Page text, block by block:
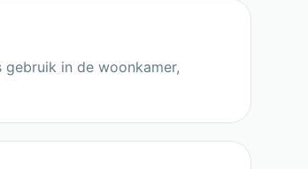
in de woonkamer,